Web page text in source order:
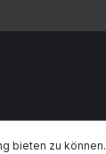
bieten zu können.